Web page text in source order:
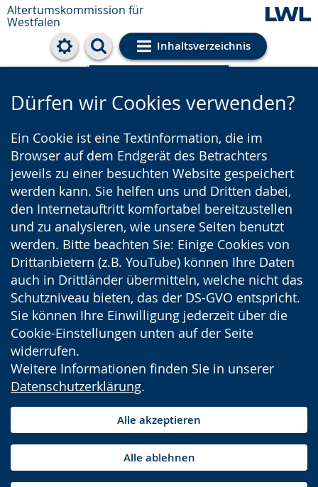
Altertumskommission für
Westfalen
Inhaltsverzeichnis
Cookie-Einstellungen
Dürfen wir Cookies verwenden?
Ein Cookie ist eine Textinformation, die im
Browser auf dem Endgerät des Betrachters
jeweils zu einer besuchten Website gespeichert
werden kann. Sie helfen uns und Dritten dabei,
den Internetauftritt komfortabel bereitzustellen
und zu analysieren, wie unsere Seiten benutzt
werden. Bitte beachten Sie: Einige Cookies von
Drittanbietern (z.B. YouTube) können Ihre Daten
auch in Drittländer übermitteln, welche nicht das
Schutzniveau bieten, das der DS-GVO entspricht.
Sie können Ihre Einwilligung jederzeit über die
Cookie-Einstellungen unten auf der Seite
widerrufen.
Weitere Informationen finden Sie in unserer
Datenschutzerklärung.
Alle akzeptieren
Alle ablehnen